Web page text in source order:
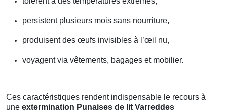
persistent plusieurs mois sans nourriture,
produisent des œufs invisibles à l’œil nu,
voyagent via vêtements, bagages et mobilier.
Ces caractéristiques rendent indispensable le recours à
une extermination Punaises de lit Varreddes